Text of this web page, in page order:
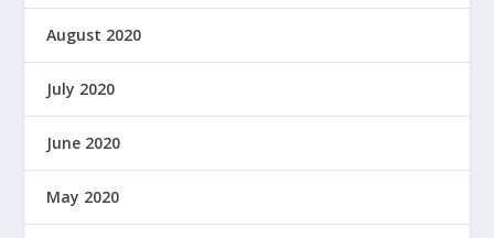
August 2020
July 2020
June 2020
May 2020